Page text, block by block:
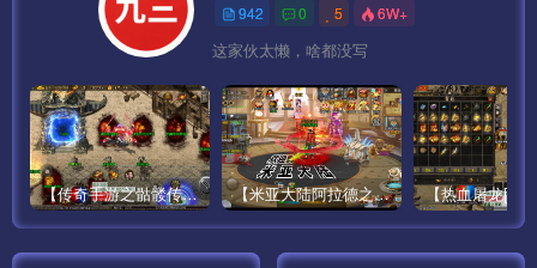
942 0 5 6W+
这家伙太懒，啥都没写
【传奇手游之骷髅传说第二季十大陆[白猪3]免授权版】经典单职业复古特色战神引擎传奇手游最新打包Win服务端源码视频架设教程-怀旧复古-经典耐玩–新版GM多功能网页授权物品后台-GM直冲网页后台-安卓苹果IOS双端版本！ 【米亚大陆阿拉德之怒三觉醒版本】经典横版格斗闯关剧情手游最新打包Linux服务端源码视频架设教程-安卓苹果IOS双端版本-完善总运营后台-完整全功能GM授权后台-附带整套表格！